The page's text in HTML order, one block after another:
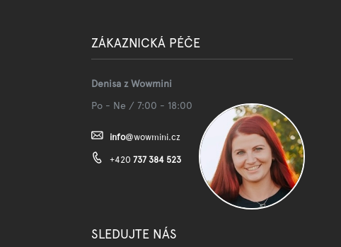
ZÁKAZNICKÁ PÉČE
Denisa z Wowmini
Po - Ne / 7:00 - 18:00
info@wowmini.cz
+420 737 384 523
SLEDUJTE NÁS